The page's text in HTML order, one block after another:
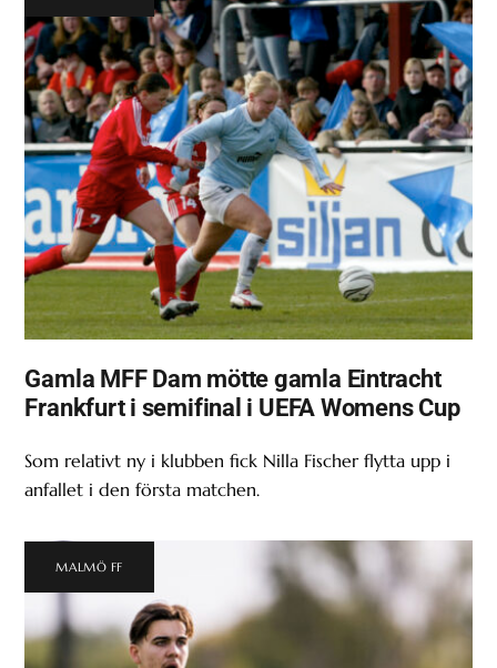
Gamla MFF Dam mötte gamla Eintracht
Frankfurt i semifinal i UEFA Womens Cup
Som relativt ny i klubben fick Nilla Fischer flytta upp i
anfallet i den första matchen.
MALMÖ FF